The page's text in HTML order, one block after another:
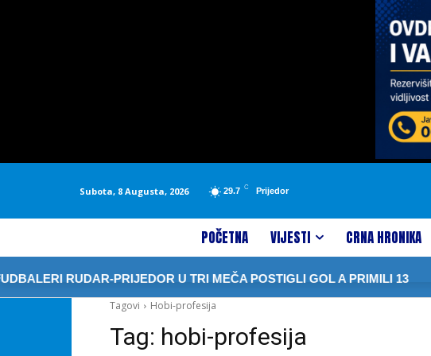
Subota, 8 Augusta, 2026 29.7 C Prijedor
POČETNA VIJESTI CRNA HRONIKA
RUDAR-PRIJEDOR U TRI MEČA POSTIGLI GOL A PRIMILI 13
Tagovi
Hobi-profesija
Tag: hobi-profesija